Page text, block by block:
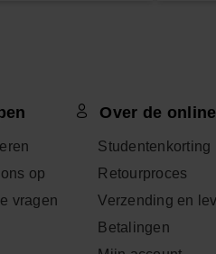
op
vragen
Over de
Studentenkorting
Retourproces
Verzending en
Betalingen